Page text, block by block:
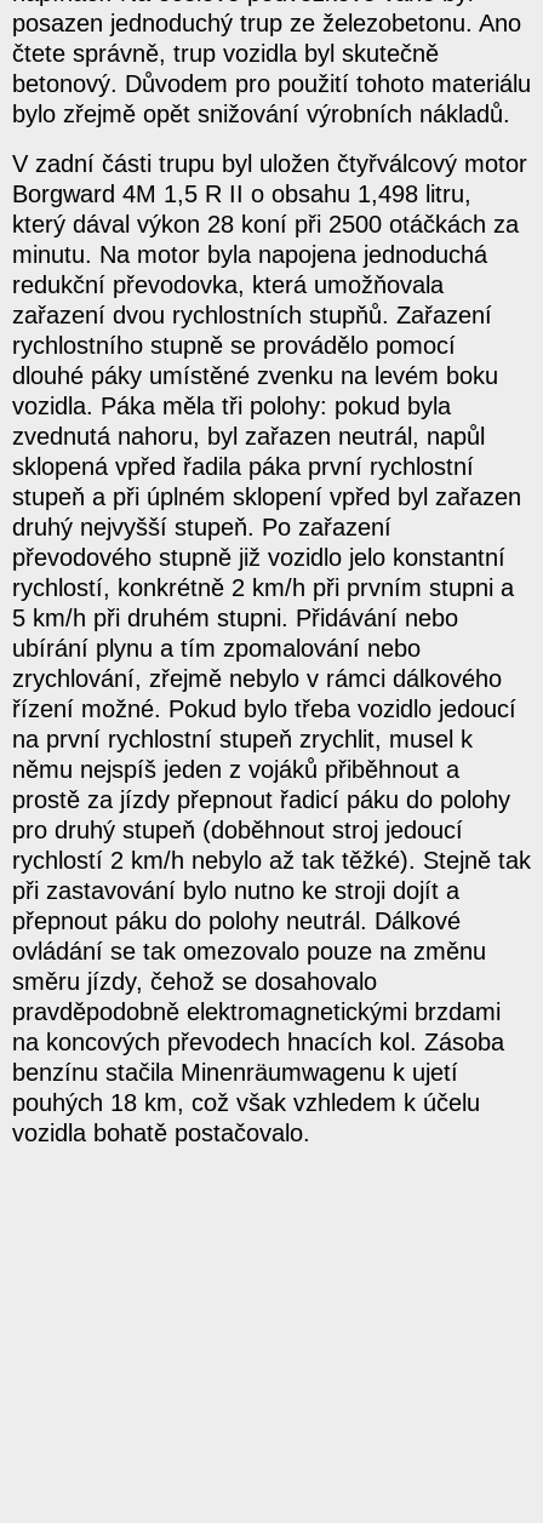
posazen jednoduchý trup ze železobetonu. Ano
čtete správně, trup vozidla byl skutečně
betonový. Důvodem pro použití tohoto materiálu
bylo zřejmě opět snižování výrobních nákladů.
V zadní části trupu byl uložen čtyřválcový motor
Borgward 4M 1,5 R II o obsahu 1,498 litru,
který dával výkon 28 koní při 2500 otáčkách za
minutu. Na motor byla napojena jednoduchá
redukční převodovka, která umožňovala
zařazení dvou rychlostních stupňů. Zařazení
rychlostního stupně se provádělo pomocí
dlouhé páky umístěné zvenku na levém boku
vozidla. Páka měla tři polohy: pokud byla
zvednutá nahoru, byl zařazen neutrál, napůl
sklopená vpřed řadila páka první rychlostní
stupeň a při úplném sklopení vpřed byl zařazen
druhý nejvyšší stupeň. Po zařazení
převodového stupně již vozidlo jelo konstantní
rychlostí, konkrétně 2 km/h při prvním stupni a
5 km/h při druhém stupni. Přidávání nebo
ubírání plynu a tím zpomalování nebo
zrychlování, zřejmě nebylo v rámci dálkového
řízení možné. Pokud bylo třeba vozidlo jedoucí
na první rychlostní stupeň zrychlit, musel k
němu nejspíš jeden z vojáků přiběhnout a
prostě za jízdy přepnout řadicí páku do polohy
pro druhý stupeň (doběhnout stroj jedoucí
rychlostí 2 km/h nebylo až tak těžké). Stejně tak
při zastavování bylo nutno ke stroji dojít a
přepnout páku do polohy neutrál. Dálkové
ovládání se tak omezovalo pouze na změnu
směru jízdy, čehož se dosahovalo
pravděpodobně elektromagnetickými brzdami
na koncových převodech hnacích kol. Zásoba
benzínu stačila Minenräumwagenu k ujetí
pouhých 18 km, což však vzhledem k účelu
vozidla bohatě postačovalo.